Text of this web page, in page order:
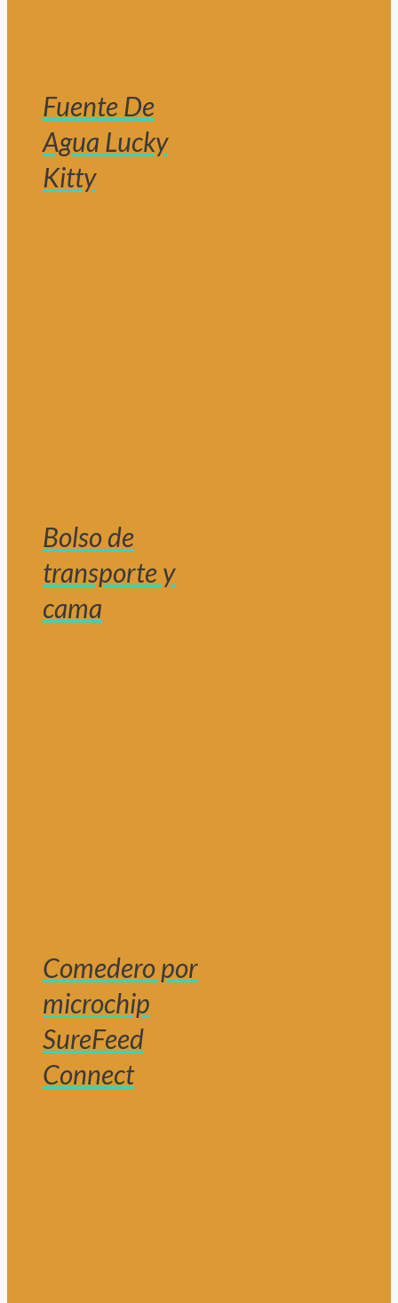
Fuente De
Agua Lucky
Kitty
Bolso de
transporte y
cama
Comedero por
microchip
SureFeed
Connect